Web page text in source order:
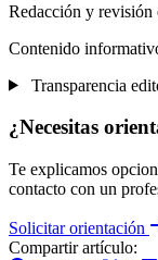
Redacción y revisión
Contenido
Transparencia
¿Necesitas
Te explicamos
contacto con un
Solicitar orientación
Compartir artículo: